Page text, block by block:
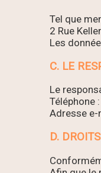
Tel que
2 Rue
Les
C. LE
Le
Téléphone
Adresse
D.